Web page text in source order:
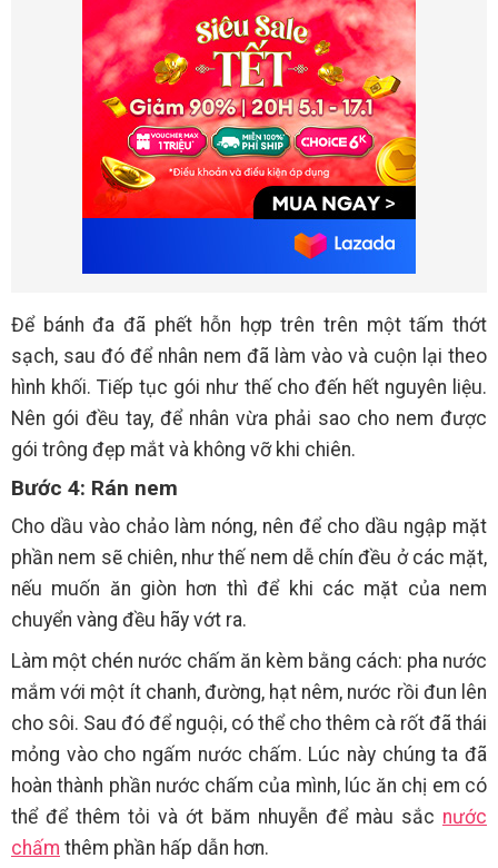
Để bánh đa đã phết hỗn hợp trên trên một tấm thớt
sạch, sau đó để nhân nem đã làm vào và cuộn lại theo
hình khối. Tiếp tục gói như thế cho đến hết nguyên liệu.
Nên gói đều tay, để nhân vừa phải sao cho nem được
gói trông đẹp mắt và không vỡ khi chiên.
Bước 4: Rán nem
Cho dầu vào chảo làm nóng, nên để cho dầu ngập mặt
phần nem sẽ chiên, như thế nem dễ chín đều ở các mặt,
nếu muốn ăn giòn hơn thì để khi các mặt của nem
chuyển vàng đều hãy vớt ra.
Làm một chén nước chấm ăn kèm bằng cách: pha nước
mắm với một ít chanh, đường, hạt nêm, nước rồi đun lên
cho sôi. Sau đó để nguội, có thể cho thêm cà rốt đã thái
mỏng vào cho ngấm nước chấm. Lúc này chúng ta đã
hoàn thành phần nước chấm của mình, lúc ăn chị em có
thể để thêm tỏi và ớt băm nhuyễn để màu sắc nước
chấm thêm phần hấp dẫn hơn.